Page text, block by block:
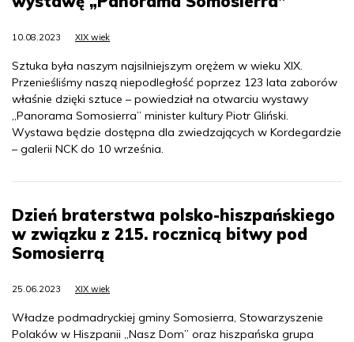
10.08.2023 XIX wiek
Sztuka była naszym najsilniejszym orężem w wieku XIX.
Przenieśliśmy naszą niepodległość poprzez 123 lata zaborów
właśnie dzięki sztuce – powiedział na otwarciu wystawy
„Panorama Somosierra” minister kultury Piotr Gliński.
Wystawa będzie dostępna dla zwiedzających w Kordegardzie
– galerii NCK do 10 września.
Dzień braterstwa polsko-hiszpańskiego
w związku z 215. rocznicą bitwy pod
Somosierrą
25.06.2023 XIX wiek
Władze podmadryckiej gminy Somosierra, Stowarzyszenie
Polaków w Hiszpanii „Nasz Dom” oraz hiszpańska grupa